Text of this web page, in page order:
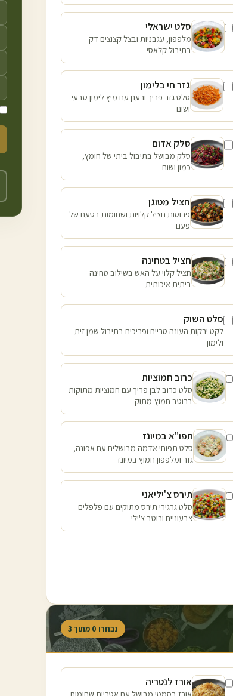
סלט ישראלי
מלפפון, עגבניות ובצל קצוצים דק
בתיבול קלאסי
גזר חי בלימון
סלט גזר פריך ורענן עם מיץ לימון טבעי
ושום
סלק אדום
סלק מבושל בתיבול ביתי של חומץ,
כמון ושום
חציל מטוגן
פרוסות חציל קלויות ושחומות בטעם של
פעם
חציל בטחינה
חציל קלוי על האש בשילוב טחינה
ביתית איכותית
סלט השוק
לקט ירקות העונה טריים ופריכים בתיבול שמן זית
ולימון
כרוב חמוציות
סלט כרוב לבן פריך עם חמוציות מתוקות
ברוטב חמוץ-מתוק
תפו"א במיונז
סלט תפוחי אדמה מבושלים עם אפונה,
גזר ומלפפון חמוץ במיונז
תירס צ'יליאני
סלט גרגירי תירס מתוקים עם פלפלים
צבעוניים ורוטב צ'ילי
נבחרו 0 מתוך 3
אורז לנטריה